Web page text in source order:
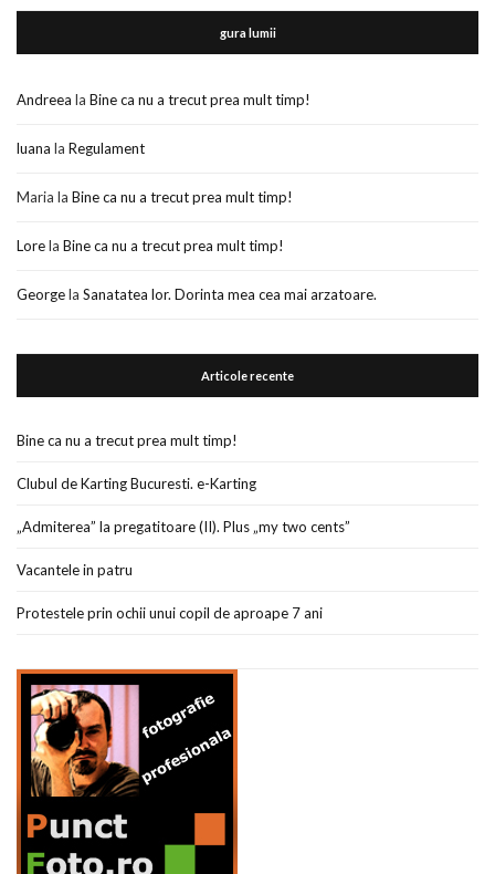
gura lumii
Andreea la Bine ca nu a trecut prea mult timp!
luana la Regulament
Maria la Bine ca nu a trecut prea mult timp!
Lorela Bine ca nu a trecut prea mult timp!
Georgela Sanatatea lor. Dorinta mea cea mai arzatoare.
Articole recente
Bine ca nu a trecut prea mult timp!
Clubul de Karting Bucuresti. e-Karting
„Admiterea” la pregatitoare (II). Plus „my two cents”
Vacantele in patru
Protestele prin ochii unui copil de aproape 7 ani